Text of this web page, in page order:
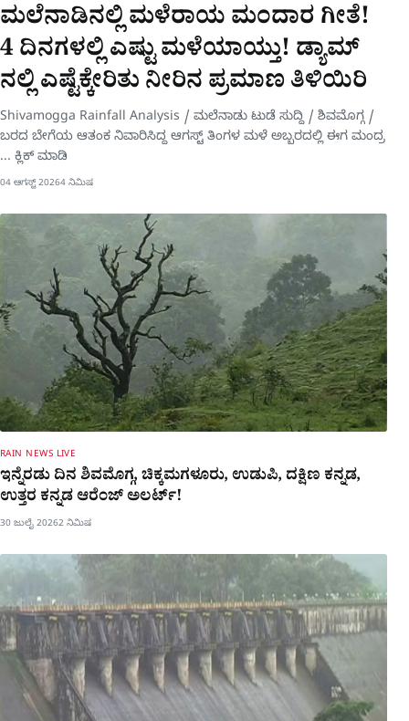
ಮಲೆನಾಡಿನಲ್ಲಿ ಮಳೆರಾಯ ಮಂದಾರ ಗೀತೆ!
4 ದಿನಗಳಲ್ಲಿ ಎಷ್ಟು ಮಳೆಯಾಯ್ತು! ಡ್ಯಾಮ್​
ನಲ್ಲಿ ಎಷ್ಟೆಕ್ಕೇರಿತು ನೀರಿನ ಪ್ರಮಾಣ ತಿಳಿಯಿರಿ
Shivamogga Rainfall Analysis / ಮಲೆನಾಡು ಟುಡೆ ಸುದ್ದಿ / ಶಿವಮೊಗ್ಗ /
ಬರದ ಬೇಗೆಯ ಆತಂಕ ನಿವಾರಿಸಿದ್ದ ಆಗಸ್ಟ್ ತಿಂಗಳ ಮಳೆ ಅಬ್ಬರದಲ್ಲಿ ಈಗ ಮಂದ್ರ
... ಕ್ಲಿಕ್ ಮಾಡಿ
04 ಆಗಸ್ಟ್ 20264 ನಿಮಿಷ
RAIN NEWS LIVE
ಇನ್ನೆರಡು ದಿನ ಶಿವಮೊಗ್ಗ, ಚಿಕ್ಕಮಗಳೂರು, ಉಡುಪಿ, ದಕ್ಷಿಣ ಕನ್ನಡ,
ಉತ್ತರ ಕನ್ನಡ ಆರೆಂಜ್ ಅಲರ್ಟ್!
30 ಜುಲೈ 20262 ನಿಮಿಷ